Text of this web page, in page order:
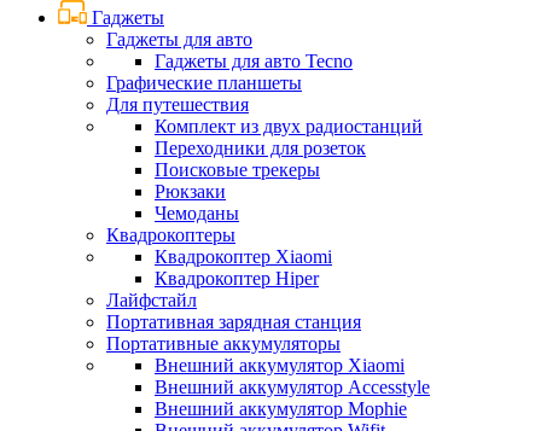
Гаджеты
Гаджеты для авто
Гаджеты для авто Tecno
Графические планшеты
Для путешествия
Комплект из двух радиостанций
Переходники для розеток
Поисковые трекеры
Рюкзаки
Чемоданы
Квадрокоптеры
Квадрокоптер Xiaomi
Квадрокоптер Hiper
Лайфстайл
Портативная зарядная станция
Портативные аккумуляторы
Внешний аккумулятор Xiaomi
Внешний аккумулятор Accesstyle
Внешний аккумулятор Mophie